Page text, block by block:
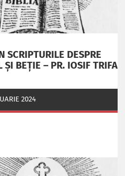
SCRIPTURILE DESPRE
ȘI BEȚIE – PR. IOSIF TRIFA
2024